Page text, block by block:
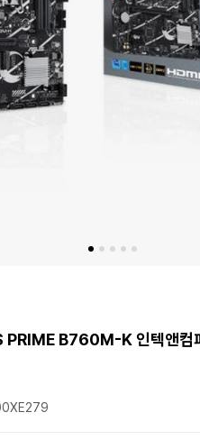
PRIME B760M-K 인텍앤컴